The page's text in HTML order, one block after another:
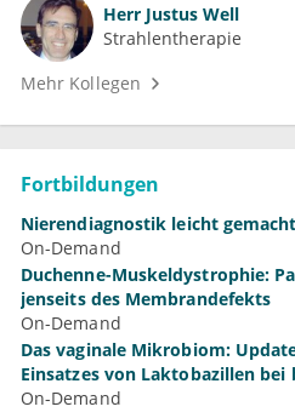
Herr Justus Well
Strahlentherapie
Mehr Kollegen
Fortbildungen
Nierendiagnostik leicht gemacht
On-Demand
Duchenne-Muskeldystrophie:
jenseits des Membrandefekts
On-Demand
Das vaginale Mikrobiom:
Einsatzes von Laktobazillen
und Vulvovaginalkandidose
On-Demand